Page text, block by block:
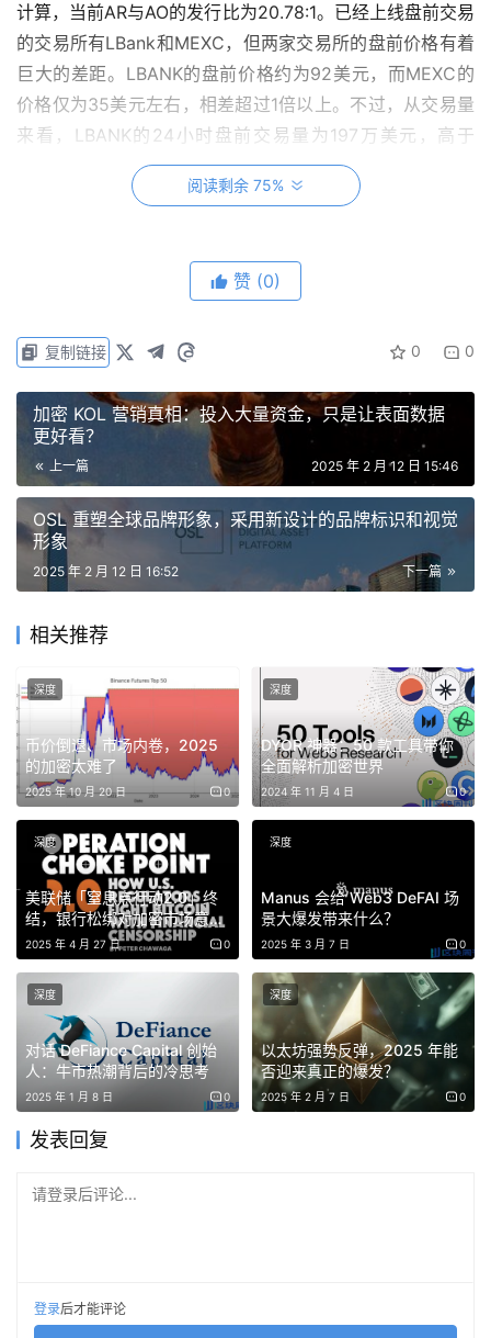
计算，当前AR与AO的发行比为20.78:1。已经上线盘前交易
的交易所有LBank和MEXC，但两家交易所的盘前价格有着
巨大的差距。LBANK的盘前价格约为92美元，而MEXC的
价格仅为35美元左右，相差超过1倍以上。不过，从交易量
来看，LBANK的24小时盘前交易量为197万美元，高于
MEXC的成交量。因此，LBANK的价格或许更符合市场预
期。按照当前较高的92美元盘前价格计算，AO的流通市值
据此前官方的资料介绍，平均每个AR代币持有者可能获得
0.016个AO代币，按照92美元的盘前价格计算，AR持有者
在这几个月内能够分到每枚价值约14.72美元的AO。这个分
成已经超过当单个AR的价值。不过，如果考虑到AR近多半
年来的下跌幅度，从2024年5月份最高点49.55美元一路下
跌至2月11日的9.52美元，下跌幅度超过80%。而在此期间
持币的用户，需要期望AO开盘价格上涨至500美元左右才
能弥补下跌损失。
每个地址约能分到4.44枚AO，价值409美元（不过这一数
据只是推算，具体的数值还要符合空投规则）。当前官方的
数据来看，AO的持币地址前100名地址共持有221万枚代
币，占比约7成，大户的筹码较为集中。而从整体的空投规
模来看，如果维持92美元的盘前价格，规模能达到2.9亿美
元。而如果价格只有35美元左右，那空投规模更是少到1.1
亿美元。再考虑到AR代币的一路狂跌，确实也难以引发市
场的热情。
网络活跃度确有提升，总体仍维持较低水平
实际上，Arweave网络整体的活跃度一直都不算高。以2月
11日为例，当日Arweave的日活地址为3366个，但这一数
据水平和历史过往数据相比，其实也属于活跃度较高的阶
段。2023年之前其网络日活基本维持在1000左右，2024
年日活数据提升至2000级别。进入2025年后，或许是AO
的空投预期，日活数据普遍来到了3000以上，最高一天达
到了5000以上。
另外，作为一个去中心化存储网络，数据上传量或许是衡量
年创造的单日2.02TB峰值，但整体的上传量确实呈现出稳
阅读剩余 75%
赞 (0)
0 0
复制链接
加密 KOL 营销真相：投入大量资金，只是让表面数据
更好看？
上一篇 2025 年 2 月 12 日 15:46
OSL 重塑全球品牌形象，采用新设计的品牌标识和视觉
形象
下一篇
2025 年 2 月 12 日 16:52
相关推荐
币价倒退、市场内卷，2025
的加密太难了
2025 年 10 月 20 日 0
深度
DYOR 神器：50 款工具带你
全面解析加密世界
2024 年 11 月 4 日 0
深度
美联储「窒息点行动2.0」终
结，银行松绑对加密市场意味
着什么？
2025 年 4 月 27 日 0
深度
Manus 会给 Web3 DeFAI 场
景大爆发带来什么？
2025 年 3 月 7 日 0
深度
对话 DeFiance Capital 创始
人：牛市热潮背后的冷思考
2025 年 1 月 8 日 0
深度
以太坊强势反弹，2025 年能
否迎来真正的爆发？
2025 年 2 月 7 日 0
深度
发表回复
请登录后评论...
登录后才能评论